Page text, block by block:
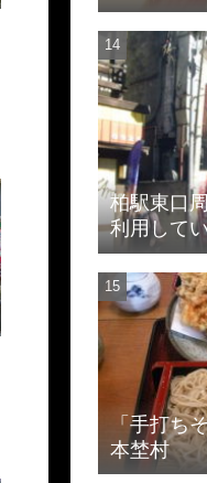
のため
柏駅東口
利用して
斎 珍来
「手打
本埜村